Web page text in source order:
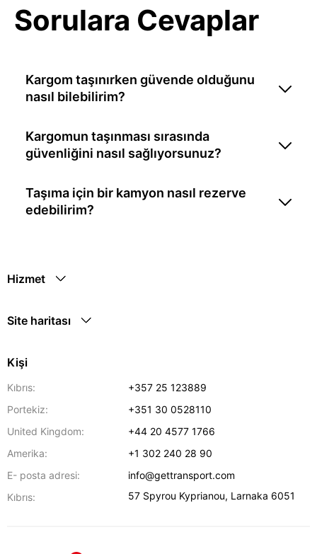
Sorulara Cevaplar
Kargom taşınırken güvende olduğunu
nasıl bilebilirim?
Kargomun taşınması sırasında
güvenliğini nasıl sağlıyorsunuz?
Taşıma için bir kamyon nasıl rezerve
edebilirim?
Hizmet
Site haritası
Kişi
Kıbrıs:
+357 25 123889
Portekiz:
+351 30 0528110
United Kingdom:
+44 20 4577 1766
Amerika:
+1 302 240 28 90
E- posta adresi:
info@gettransport.com
Kıbrıs:
57 Spyrou Kyprianou, Larnaka 6051